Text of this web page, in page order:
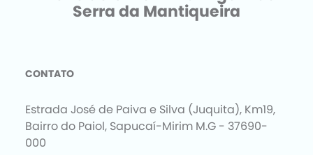
Serra da Mantiqueira
CONTATO
Estrada José de Paiva e Silva (Juquita), Km19,
Bairro do Paiol, Sapucaí-Mirim M.G - 37690-
000